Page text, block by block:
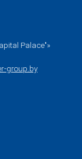
Palace"»
group.by